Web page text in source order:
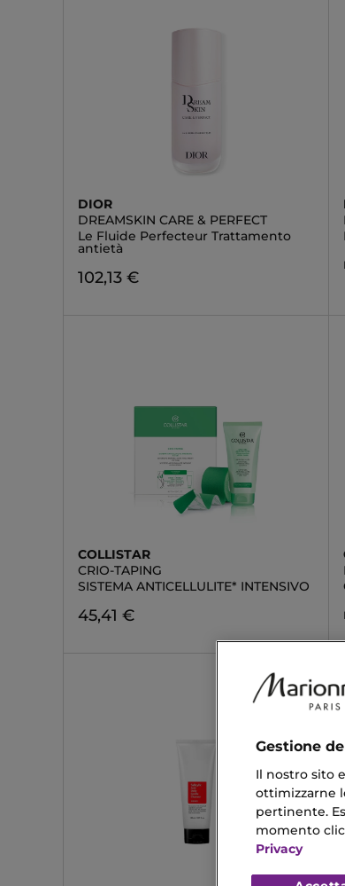
DIOR
DREAMSKIN CARE & PERFECT
Le Fluide Perfecteur Trattamento
antietà
102,13 €
COLLISTAR
CRIO-TAPING
SISTEMA ANTICELLULITE* INTENSIVO
45,41 €
Gestione
Il nostro sito
ottimizzarne
pertinente.
momento
Privacy